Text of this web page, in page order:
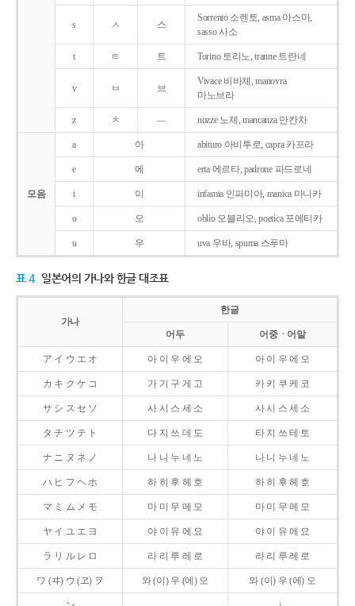
s ㅅ 스
Sorrento 소렌토, asma 아스마,
sasso 사소
t ㅌ 트 Torino 토리노, tranne 트란네
v ㅂ 브
Vivace 비바체, manovra
마노브라
z ㅊ ― nozze 노체, mancanza 만칸차
모음
a 아 abituro 아비투로, capra 카프라
e 에 erta 에르타, padrone 파드로네
i 이 infamia 인파미아, manica 마니카
o 오 oblio 오블리오, poetica 포에티카
u 우 uva 우바, spuma 스푸마
표 4 일본어의 가나와 한글 대조표
가나
한글
어두 어중ㆍ어말
ア イ ウ エ オ 아 이 우 에 오 아 이 우 에 오
カ キ ク ケ コ 가 기 구 게 고 카 키 쿠 케 코
サ シ ス セ ソ 사 시 스 세 소 사 시 스 세 소
タ チ ツ テ ト 다 지 쓰 데 도 타 치 쓰 테 토
ナ ニ ヌ ネ ノ 나 니 누 네 노 나 니 누 네 노
ハ ヒ フ ヘ ホ 하 히 후 헤 호 하 히 후 헤 호
マ ミ ム メ モ 마 미 무 메 모 마 미 무 메 모
ヤ イ ユ エ ヨ 야 이 유 에 요 야 이 유 에 요
ラ リ ル レ ロ 라 리 루 레 로 라 리 루 레 로
ワ (ヰ) ウ (ヱ) ヲ 와 (이) 우 (에) 오 와 (이) 우 (에) 오